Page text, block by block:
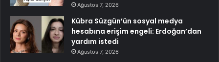
Ağustos 7, 2026
Kübra Süzgün’ün sosyal medya
hesabına erişim engeli: Erdoğan’dan
yardım istedi
Ağustos 7, 2026